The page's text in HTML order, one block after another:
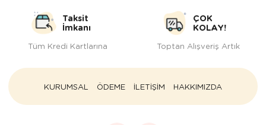
Taksit
İmkanı
Tüm Kredi Kartlarına
ÇOK
KOLAY!
Toptan Alışveriş Artık
KURUMSAL ÖDEME İLETİŞİM HAKKIMIZDA